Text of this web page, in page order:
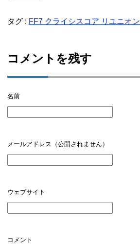
タグ : FF7 クライシスコア リユニオン
コメントを残す
名前
メールアドレス（公開されません）
ウェブサイト
コメント